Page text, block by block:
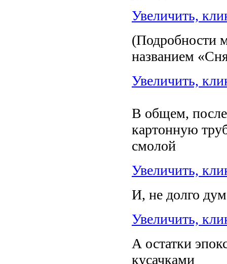
Увеличить,
(Подробности
названием
Увеличить,
В общем, после
картонную
смолой
Увеличить,
И, не долго
Увеличить,
А остатки
кусачками